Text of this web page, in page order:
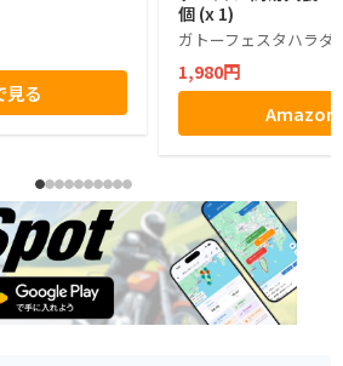
る
個 (x 1)
ガトーフェスタハラダ
1,980円
Amazon